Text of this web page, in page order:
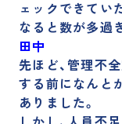
ェックできてい
なると数が多過
田中
先ほど、管理不
する前になんと
ありました。